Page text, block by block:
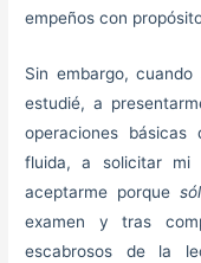
empeños con
Sin embargo,
estudié, a
operaciones básicas
fluida, a solicitar mi
aceptarme porque
examen y tras
escabrosos de la